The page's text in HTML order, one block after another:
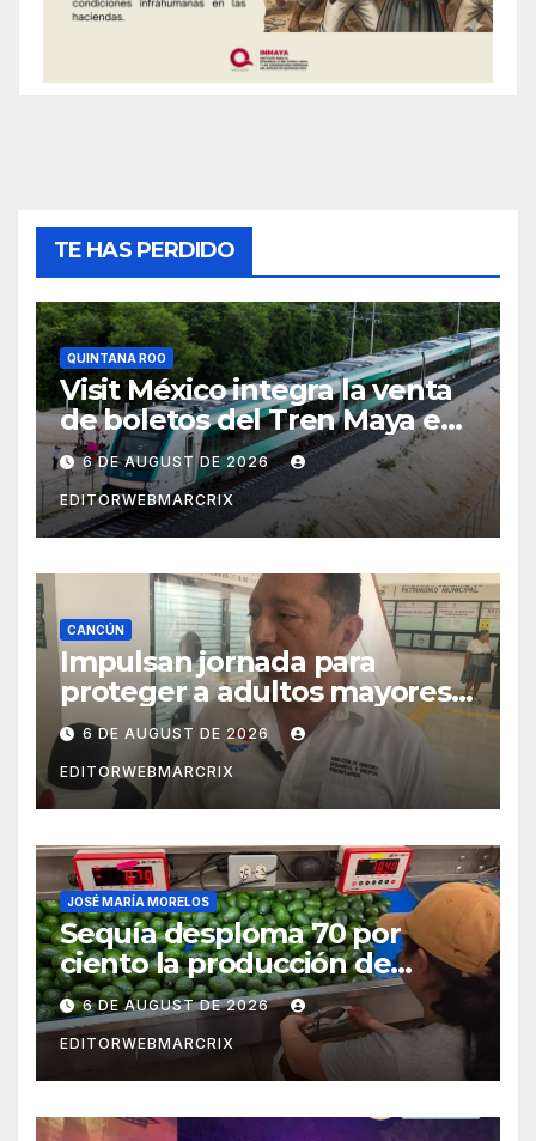
TE HAS PERDIDO
QUINTANA ROO
Visit México integra la venta
de boletos del Tren Maya en
su plataforma oficial
6 DE AUGUST DE 2026
EDITORWEBMARCRIX
CANCÚN
Impulsan jornada para
proteger a adultos mayores
de fraudes en Cancún
6 DE AUGUST DE 2026
EDITORWEBMARCRIX
JOSÉ MARÍA MORELOS
Sequía desploma 70 por
ciento la producción de
aguacate en Candelaria
6 DE AUGUST DE 2026
EDITORWEBMARCRIX